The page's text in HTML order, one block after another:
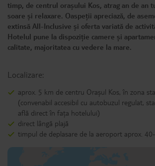
timp, de centrul orașului Kos, atrag an de an
soare și relaxare. Oaspeții apreciază, de
extinsă All-Inclusive și oferta variată de
Hotelul pune la dispoziție camere și
calitate, majoritatea cu vedere la mare.
Localizare:
aprox. 5 km de centru Orașul Kos, în zona
(convenabil accesibil cu autobuzul regulat,
află direct în fața hotelului)
direct lângă plajă
timpul de deplasare de la aeroport aprox.